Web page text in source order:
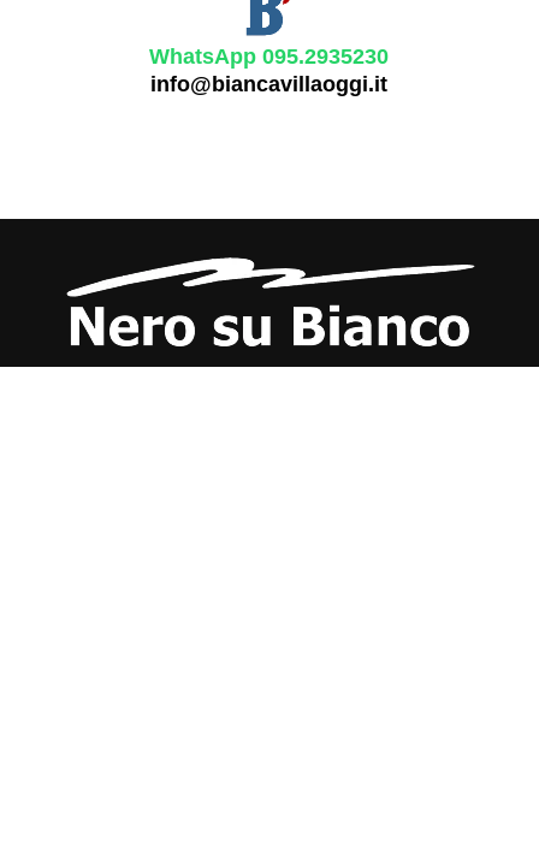
WhatsApp 095.2935230
info@biancavillaoggi.it